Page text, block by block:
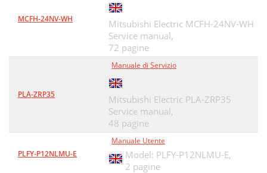
MCFH-24NV-WH
Mitsubishi Electric MCFH-24NV-WH
Service manual,
72 pagine
PLA-ZRP35
Manuale di Servizio
Mitsubishi Electric PLA-ZRP35
Service manual,
48 pagine
PLFY-P12NLMU-E
Manuale Utente
Model: PLFY-P12NLMU-E,
2 pagine